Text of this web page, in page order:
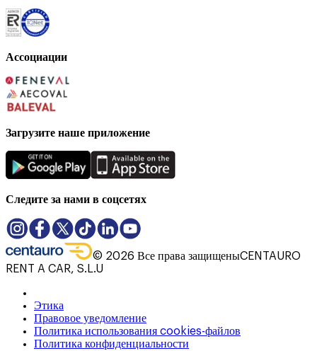
Ассоциации
Загрузите наше приложение
Следите за нами в соцсетях
© 2026 Все права защищеныCENTAURO
RENT A CAR, S.L.U
Этика
Правовое уведомление
Политика использования cookies-файлов
Политика конфиденциальности